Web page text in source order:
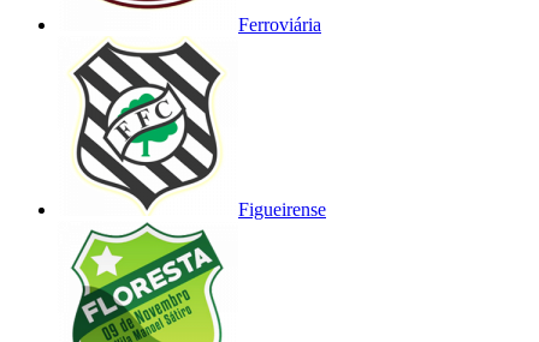
Ferroviária
Figueirense